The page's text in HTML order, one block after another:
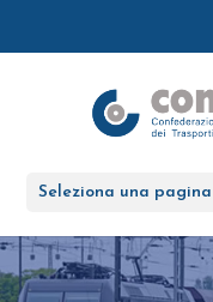
Seleziona una pagina